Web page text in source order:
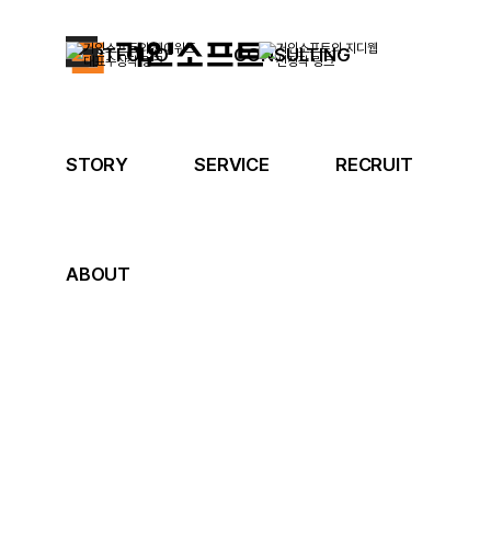
PORTFOLIO CONSULTING
STORY SERVICE RECRUIT
ABOUT